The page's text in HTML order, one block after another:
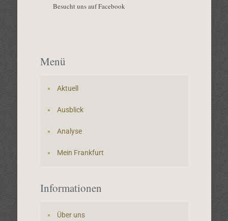
Besucht uns auf Facebook
Menü
Aktuell
Ausblick
Analyse
Mein Frankfurt
Informationen
Über uns